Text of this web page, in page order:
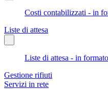
Costi contabilizzati - in
Liste di attesa
Liste di attesa - in
Gestione rifiuti
Servizi in rete